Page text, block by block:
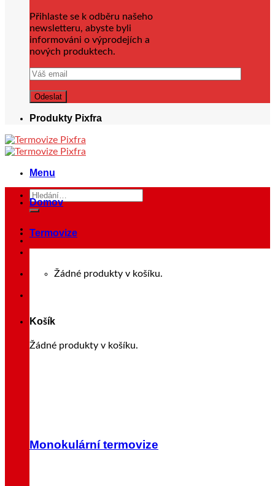
Přihlaste se k odběru našeho
newsletteru, abyste byli
informováni o výprodejích a
nových produktech.
Produkty Pixfra
Menu
Hledat:
Přihlášení
Žádné produkty v košíku.
Košík
Žádné produkty v košíku.
Domov
Termovize
Monokulární termovize